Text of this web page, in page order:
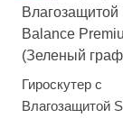
Гироскутер с
Влагозащитой